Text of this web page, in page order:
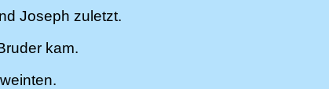
Joseph zuletzt.
kam.